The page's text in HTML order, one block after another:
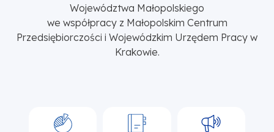
Województwa Małopolskiego
we współpracy z Małopolskim Centrum
Przedsiębiorczości i Wojewódzkim Urzędem Pracy w
Krakowie.